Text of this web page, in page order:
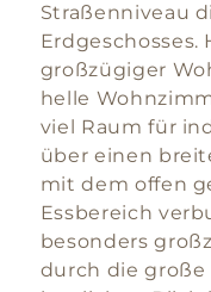
Straßenniveau
Erdgeschosses.
großzügiger
helle
viel Raum für
über einen
mit dem offen
Essbereich
besonders
durch die